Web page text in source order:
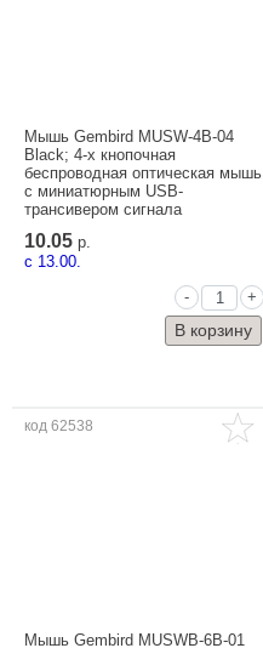
Мышь Gembird MUSW-4B-04
Black; 4-х кнопочная
беспроводная оптическая мышь
с миниатюрным USB-
трансивером сигнала
10.05 р.
c 13.00.
-
+
код 62538
Мышь Gembird MUSWB-6B-01